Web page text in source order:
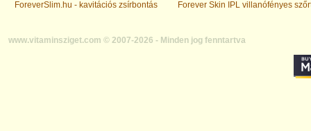
ForeverSlim.hu - kavitációs zsírbontás Forever Skin IPL villanófényes
www.vitaminsziget.com © 2007-2026 - Minden jog fenntartva